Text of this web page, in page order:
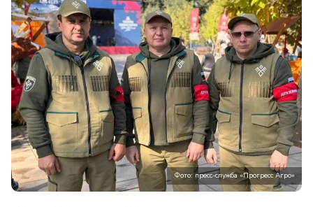
Фото: пресс-служба «Прогресс Агро»